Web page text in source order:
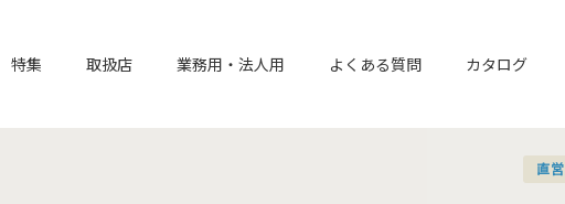
特集 取扱店 業務用・法人用 よくある質問 カタログ
直